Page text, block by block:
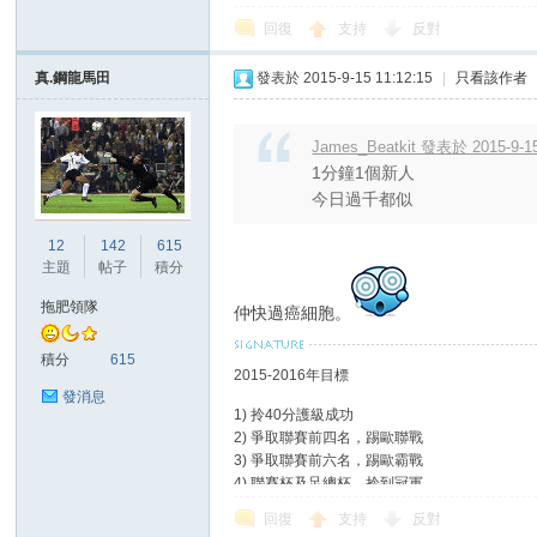
回復 支持 反對
真.鋼龍馬田
12
主題
142
帖子
615
積分
拖肥領隊
積分 615
發消息
發表於 2015-9-15 11:12:15 只看該作者
James_Beatkit 發表於 2015-9-
1分鐘1個新人
今日過千都似
仲快過癌細胞。
2015-2016年目標
1) 拎40分護級成功
2) 爭取聯賽前四名，踢歐聯戰
3) 爭取聯賽前六名，踢歐霸戰
4) 聯賽杯及足總杯，拎到冠軍
回復 支持 反對